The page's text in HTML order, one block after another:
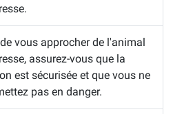
vous approcher de l'animal
assurez-vous que la
est sécurisée et que vous ne
pas en danger.